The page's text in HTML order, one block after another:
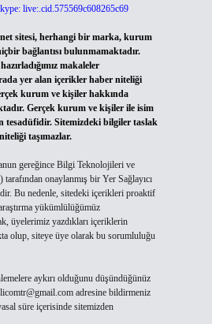
live:.cid.575569c608265c69
sitesi, herhangi bir marka, kurum
bağlantısı bulunmamaktadır.
makaleler
yer alan içerikler haber niteliği
kurum ve kişiler hakkında
Gerçek kurum ve kişiler ile isim
tesadüfidir. Sitemizdeki bilgiler taslak
taşımazlar.
gereğince Bilgi Teknolojileri ve
onaylanmış bir Yer Sağlayıcı
Bu nedenle, sitedeki içerikleri proaktif
yükümlülüğümüz
üyelerimiz yazdıkları içeriklerin
olup, siteye üye olarak bu sorumluluğu
aykırı olduğunu düşündüğünüz
adresine bildirmeniz
süre içerisinde sitemizden